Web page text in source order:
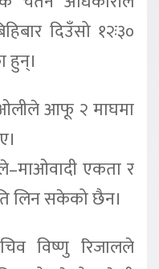
दिउँसो १२ः३०
हुन्।
ओलीले आफू २ माघमा
एकता र
लिन सकेको छैन।
विष्णु रिजालले